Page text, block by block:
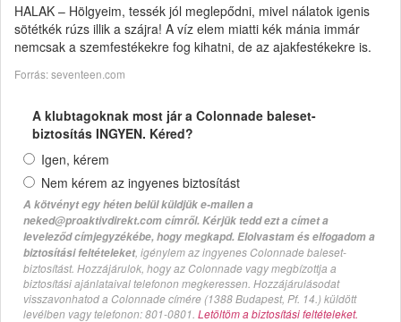
HALAK – Hölgyeim, tessék jól meglepődni, mivel nálatok igenis
sötétkék rúzs illik a szájra! A víz elem miatti kék mánia immár
nemcsak a szemfestékekre fog kihatni, de az ajakfestékekre is.
Forrás: seventeen.com
A klubtagoknak most jár a Colonnade baleset-
biztosítás INGYEN. Kéred?
Igen, kérem
Nem kérem az ingyenes biztosítást
A kötvényt egy héten belül küldjük e-mailen a
neked@proaktivdirekt.com címről. Kérjük tedd ezt a címet a
leveleződ címjegyzékébe, hogy megkapd. Elolvastam és elfogadom a
biztosítási feltételeket, igénylem az ingyenes Colonnade baleset-
biztosítást. Hozzájárulok, hogy az Colonnade vagy megbízottja a
biztosítási ajánlataival telefonon megkeressen. Hozzájárulásodat
visszavonhatod a Colonnade címére (1388 Budapest, Pf. 14.) küldött
levélben vagy telefonon: 801-0801. Letöltöm a biztosítási feltételeket.